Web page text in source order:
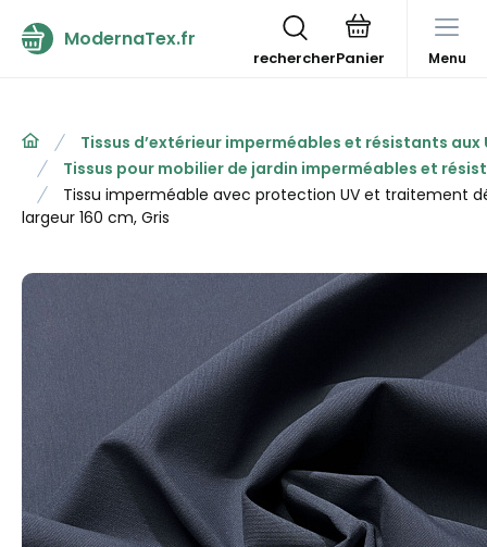
ModernaTex.fr
rechercher Menu
Tissus d’extérieur imperméables et résistants aux
Tissus pour mobilier de jardin imperméables et
Tissu imperméable avec protection UV et traitement
largeur 160 cm, Gris